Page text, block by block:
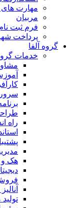
مهارت
مربیان
فرم ثبت
پرداخت
گروه آلفا
خدمات
راه
هک و
تولید